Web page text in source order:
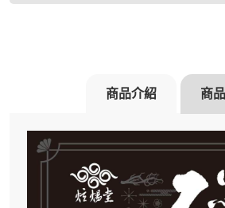
商品介紹 商